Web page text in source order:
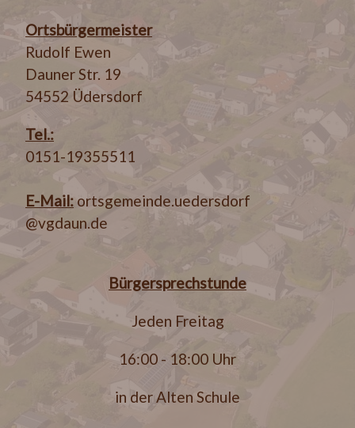
Ortsbürgermeister
Rudolf Ewen
Dauner Str. 19
54552 Üdersdorf
Tel.:
0151-19355511
E-Mail: ortsgemeinde.uedersdorf
@vgdaun.de
Bürgersprechstunde
Jeden Freitag
16:00 - 18:00 Uhr
in der Alten Schule